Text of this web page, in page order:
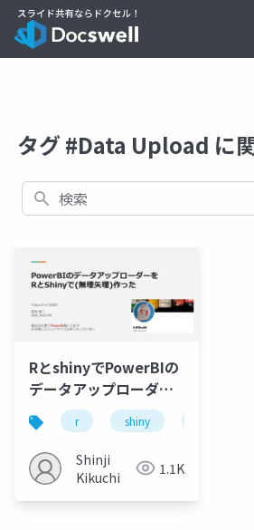
タグ #Data Upload に
検索
RとshinyでPowerBIの
データアップローダー
を作った
r shiny
Shinji
Kikuchi
1.1K